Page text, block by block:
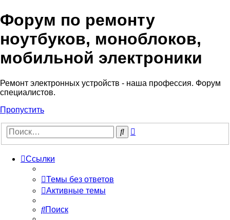
Регистрация
Форум по ремонту
ноутбуков, моноблоков,
мобильной электроники
Ремонт электронных устройств - наша профессия. Форум
специалистов.
Пропустить
Поиск
Ссылки
Темы без ответов
Активные темы
Поиск